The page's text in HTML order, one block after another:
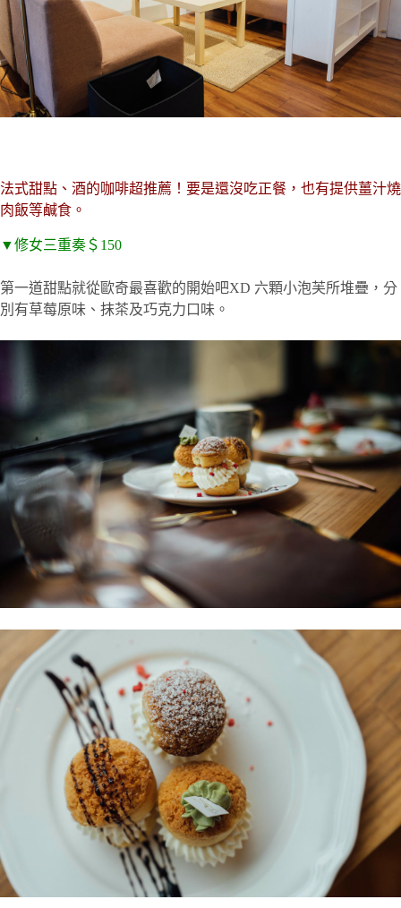
法式甜點、酒的咖啡超推薦！要是還沒吃正餐，也有提供薑汁燒
肉飯等鹹食。
▼修女三重奏＄150
第一道甜點就從歐奇最喜歡的開始吧XD 六顆小泡芙所堆疊，分
別有草莓原味、抹茶及巧克力口味。